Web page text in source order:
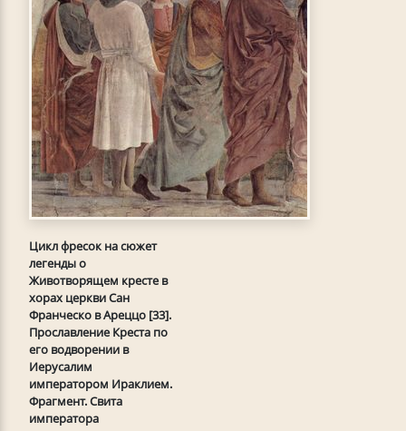
Цикл фресок на сюжет
легенды о
Животворящем кресте в
хорах церкви Сан
Франческо в Ареццо [33].
Прославление Креста по
его водворении в
Иерусалим
императором Ираклием.
Фрагмент. Свита
императора